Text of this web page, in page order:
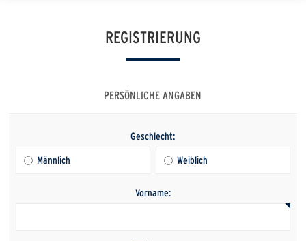
REGISTRIERUNG
PERSÖNLICHE ANGABEN
Geschlecht:
Männlich Weiblich
Vorname: